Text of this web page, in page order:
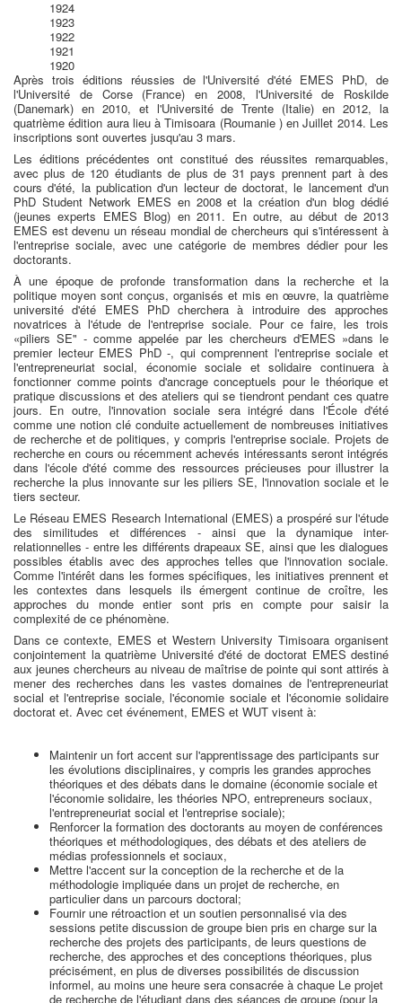
1924
1923
1922
1921
1920
Après trois éditions réussies de l'Université d'été EMES PhD, de
l'Université de Corse (France) en 2008, l'Université de Roskilde
(Danemark) en 2010, et l'Université de Trente (Italie) en 2012, la
quatrième édition aura lieu à Timisoara (Roumanie ) en Juillet 2014. Les
inscriptions sont ouvertes jusqu'au 3 mars.
Les éditions précédentes ont constitué des réussites remarquables,
avec plus de 120 étudiants de plus de 31 pays prennent part à des
cours d'été, la publication d'un lecteur de doctorat, le lancement d'un
PhD Student Network EMES en 2008 et la création d'un blog dédié
(jeunes experts EMES Blog) en 2011. En outre, au début de 2013
EMES est devenu un réseau mondial de chercheurs qui s'intéressent à
l'entreprise sociale, avec une catégorie de membres dédier pour les
doctorants.
À une époque de profonde transformation dans la recherche et la
politique moyen sont conçus, organisés et mis en œuvre, la quatrième
université d'été EMES PhD cherchera à introduire des approches
novatrices à l'étude de l'entreprise sociale. Pour ce faire, les trois
«piliers SE" - comme appelée par les chercheurs d'EMES »dans le
premier lecteur EMES PhD -, qui comprennent l'entreprise sociale et
l'entrepreneuriat social, économie sociale et solidaire continuera à
fonctionner comme points d'ancrage conceptuels pour le théorique et
pratique discussions et des ateliers qui se tiendront pendant ces quatre
jours. En outre, l'innovation sociale sera intégré dans l'École d'été
comme une notion clé conduite actuellement de nombreuses initiatives
de recherche et de politiques, y compris l'entreprise sociale. Projets de
recherche en cours ou récemment achevés intéressants seront intégrés
dans l'école d'été comme des ressources précieuses pour illustrer la
recherche la plus innovante sur les piliers SE, l'innovation sociale et le
tiers secteur.
Le Réseau EMES Research International (EMES) a prospéré sur l'étude
des similitudes et différences - ainsi que la dynamique inter-
relationnelles - entre les différents drapeaux SE, ainsi que les dialogues
possibles établis avec des approches telles que l'innovation sociale.
Comme l'intérêt dans les formes spécifiques, les initiatives prennent et
les contextes dans lesquels ils émergent continue de croître, les
approches du monde entier sont pris en compte pour saisir la
complexité de ce phénomène.
Dans ce contexte, EMES et Western University Timisoara organisent
conjointement la quatrième Université d'été de doctorat EMES destiné
aux jeunes chercheurs au niveau de maîtrise de pointe qui sont attirés à
mener des recherches dans les vastes domaines de l'entrepreneuriat
social et l'entreprise sociale, l'économie sociale et l'économie solidaire
doctorat et. Avec cet événement, EMES et WUT visent à:
Maintenir un fort accent sur l'apprentissage des participants sur
les évolutions disciplinaires, y compris les grandes approches
théoriques et des débats dans le domaine (économie sociale et
l'économie solidaire, les théories NPO, entrepreneurs sociaux,
l'entrepreneuriat social et l'entreprise sociale);
Renforcer la formation des doctorants au moyen de conférences
théoriques et méthodologiques, des débats et des ateliers de
médias professionnels et sociaux,
Mettre l'accent sur la conception de la recherche et de la
méthodologie impliquée dans un projet de recherche, en
particulier dans un parcours doctoral;
Fournir une rétroaction et un soutien personnalisé via des
sessions petite discussion de groupe bien pris en charge sur la
recherche des projets des participants, de leurs questions de
recherche, des approches et des conceptions théoriques, plus
précisément, en plus de diverses possibilités de discussion
informel, au moins une heure sera consacrée à chaque Le projet
de recherche de l'étudiant dans des séances de groupe (pour la